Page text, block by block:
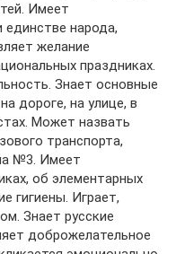
Имеет
единстве народа,
желание
праздниках.
Знает основные
дороге, на улице, в
Может назвать
транспорта,
№3. Имеет
об элементарных
гигиены. Играет,
Знает русские
доброжелательное